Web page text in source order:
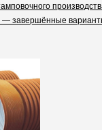
— завершённые